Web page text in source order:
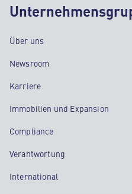
Über uns
Newsroom
Karriere
Immobilien und Expansion
Compliance
Verantwortung
International